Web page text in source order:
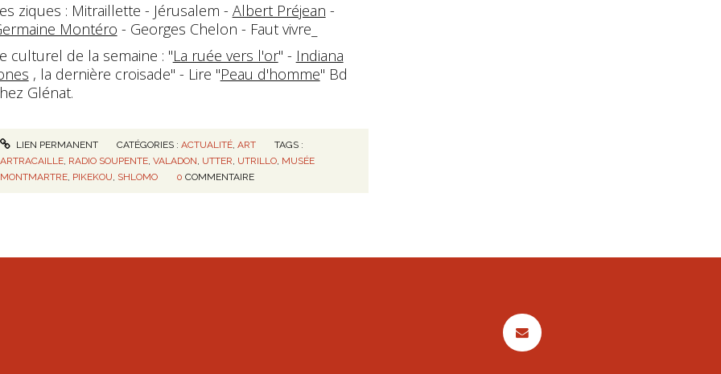
ziques : Mitraillette - Jérusalem - Albert Préjean -
Montéro - Georges Chelon - Faut vivre_
culturel de la semaine : "La ruée vers l'or" - Indiana
, la dernière croisade" - Lire "Peau d'homme" Bd
Glénat.
LIEN PERMANENT CATÉGORIES :ACTUALITÉ ,ART
TAGS :
ARTRACAILLE, RADIO SOUPENTE, VALADON UTTER UTRILLO, MUSÉE
MONTMARTRE, PIKEKOU SHLOMO 0 COMMENTAIRE